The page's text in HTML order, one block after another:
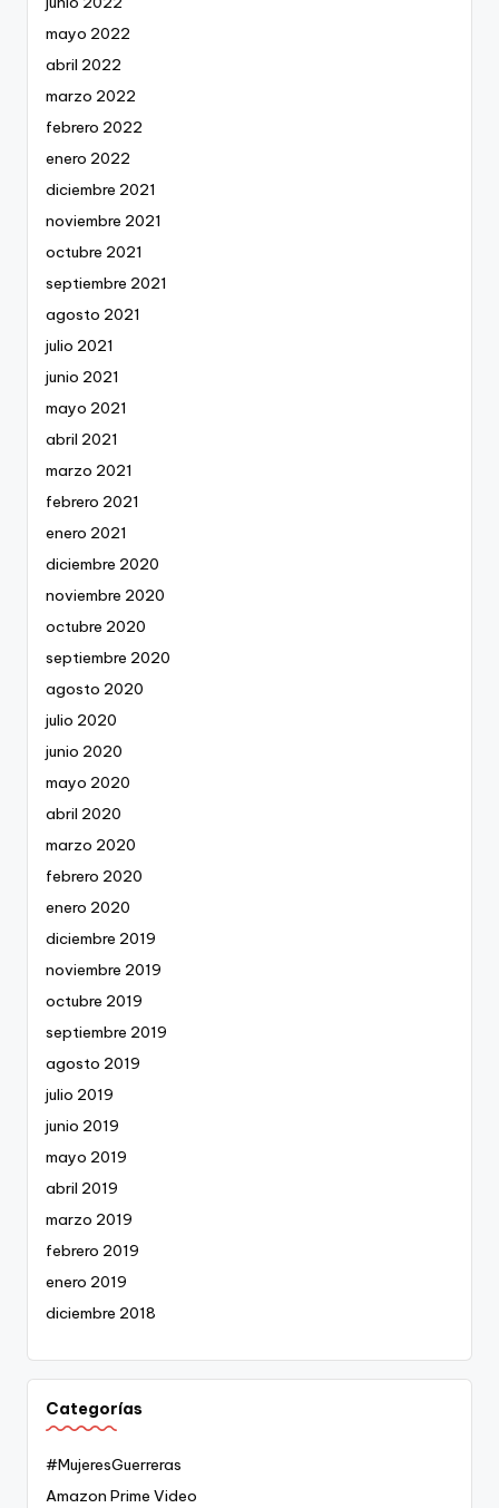
mayo 2022
abril 2022
marzo 2022
febrero 2022
enero 2022
diciembre 2021
noviembre 2021
octubre 2021
septiembre 2021
agosto 2021
julio 2021
junio 2021
mayo 2021
abril 2021
marzo 2021
febrero 2021
enero 2021
diciembre 2020
noviembre 2020
octubre 2020
septiembre 2020
agosto 2020
julio 2020
junio 2020
mayo 2020
abril 2020
marzo 2020
febrero 2020
enero 2020
diciembre 2019
noviembre 2019
octubre 2019
septiembre 2019
agosto 2019
julio 2019
junio 2019
mayo 2019
abril 2019
marzo 2019
febrero 2019
enero 2019
diciembre 2018
Categorías
#MujeresGuerreras
Amazon Prime Video